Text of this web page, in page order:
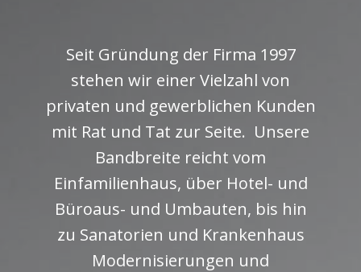
Seit Gründung der Firma 1997
stehen wir einer Vielzahl von
privaten und gewerblichen Kunden
mit Rat und Tat zur Seite. Unsere
Bandbreite reicht vom
Einfamilienhaus, über Hotel- und
Büroaus- und Umbauten, bis hin
zu Sanatorien und Krankenhaus
Modernisierungen und